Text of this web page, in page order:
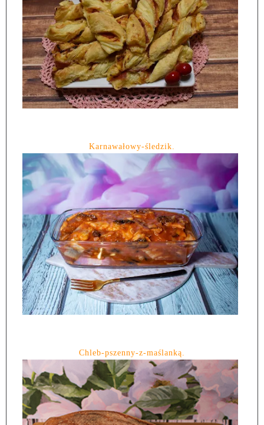
Karnawałowy-śledzik.
Chleb-pszenny-z-maślanką.